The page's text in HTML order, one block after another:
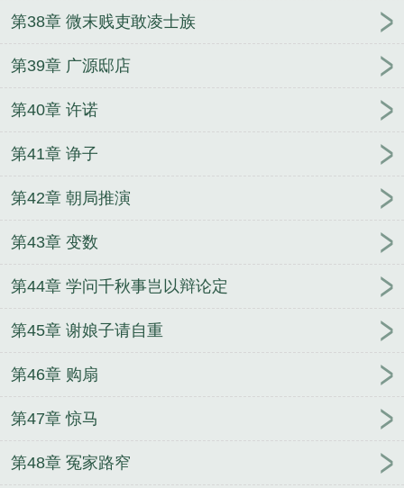
第38章 微末贱吏敢凌士族
第39章 广源邸店
第40章 许诺
第41章 诤子
第42章 朝局推演
第43章 变数
第44章 学问千秋事岂以辩论定
第45章 谢娘子请自重
第46章 购扇
第47章 惊马
第48章 冤家路窄